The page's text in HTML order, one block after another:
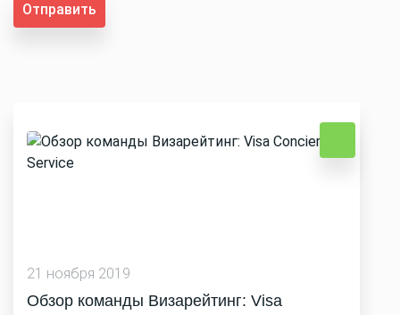
Отправить
21 ноября 2019
Обзор команды Визарейтинг: Visa